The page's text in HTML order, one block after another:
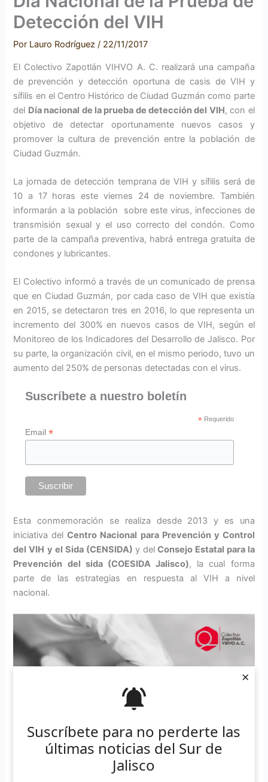
Suscríbete para no perderte las
últimas noticias del Sur de
Jalisco
×
Detección del VIH
Por Lauro Rodríguez/ 22/11/2017
El Colectivo Zapotlán VIHVO A. C. realizará una campaña
de prevención y detección oportuna de casis de VIH y
sífilis en el Centro Histórico de Ciudad Guzmán como parte
del Día nacional de la prueba de detección del VIH, con el
objetivo de detectar oportunamente nuevos casos y
promover la cultura de prevención entre la población de
Ciudad Guzmán.
La jornada de detección temprana de VIH y sífilis será de
10 a 17 horas este viernes 24 de noviembre. También
informarán a la población sobre este virus, infecciones de
transmisión sexual y el uso correcto del condón. Como
parte de la campaña preventiva, habrá entrega gratuita de
condones y lubricantes.
El Colectivo informó a través de un comunicado de prensa
que en Ciudad Guzmán, por cada caso de VIH que existía
en 2015, se detectaron tres en 2016, lo que representa un
incremento del 300% en nuevos casos de VIH, según el
Monitoreo de los Indicadores del Desarrollo de Jalisco. Por
su parte, la organización civil, en el mismo periodo, tuvo un
aumento del 250% de personas detectadas con el virus.
Suscríbete a nuestro boletín
* Requerido
Email*
Esta conmemoración se realiza desde 2013 y es una
iniciativa delCentro Nacional para Prevención y Control
del VIH y el Sida (CENSIDA) y delConsejo Estatal para la
Prevención del sida (COESIDA Jalisco), la cual forma
parte de las estrategias en respuesta al VIH a nivel
nacional.